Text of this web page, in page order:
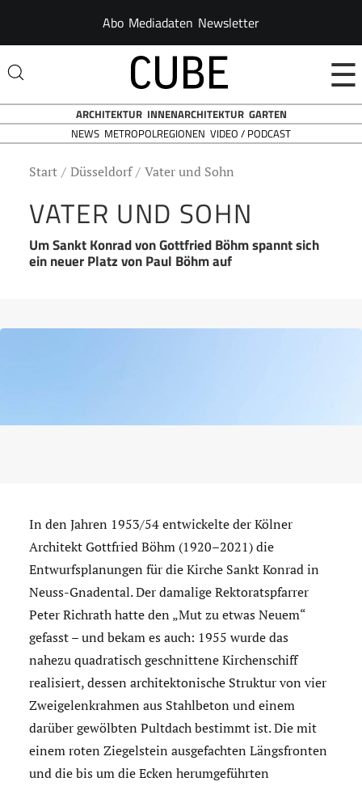
Abo Mediadaten Newsletter
☰
ARCHITEKTUR INNENARCHITEKTUR GARTEN
NEWS METROPOLREGIONEN VIDEO / PODCAST
Start Düsseldorf Vater und Sohn
VATER UND SOHN
Um Sankt Konrad von Gottfried Böhm spannt sich
ein neuer Platz von Paul Böhm auf
In den Jahren 1953/54 entwickelte der Kölner
Architekt Gottfried Böhm (1920–2021) die
Entwurfsplanungen für die Kirche Sankt Konrad in
Neuss-Gnadental. Der damalige Rektoratspfarrer
Peter Richrath hatte den „Mut zu etwas Neuem“
gefasst – und bekam es auch: 1955 wurde das
nahezu quadratisch geschnittene Kirchenschiff
realisiert, dessen architektonische Struktur von vier
Zweigelenkrahmen aus Stahlbeton und einem
darüber gewölbten Pultdach bestimmt ist. Die mit
einem roten Ziegelstein ausgefachten Längsfronten
und die bis um die Ecken herumgeführten